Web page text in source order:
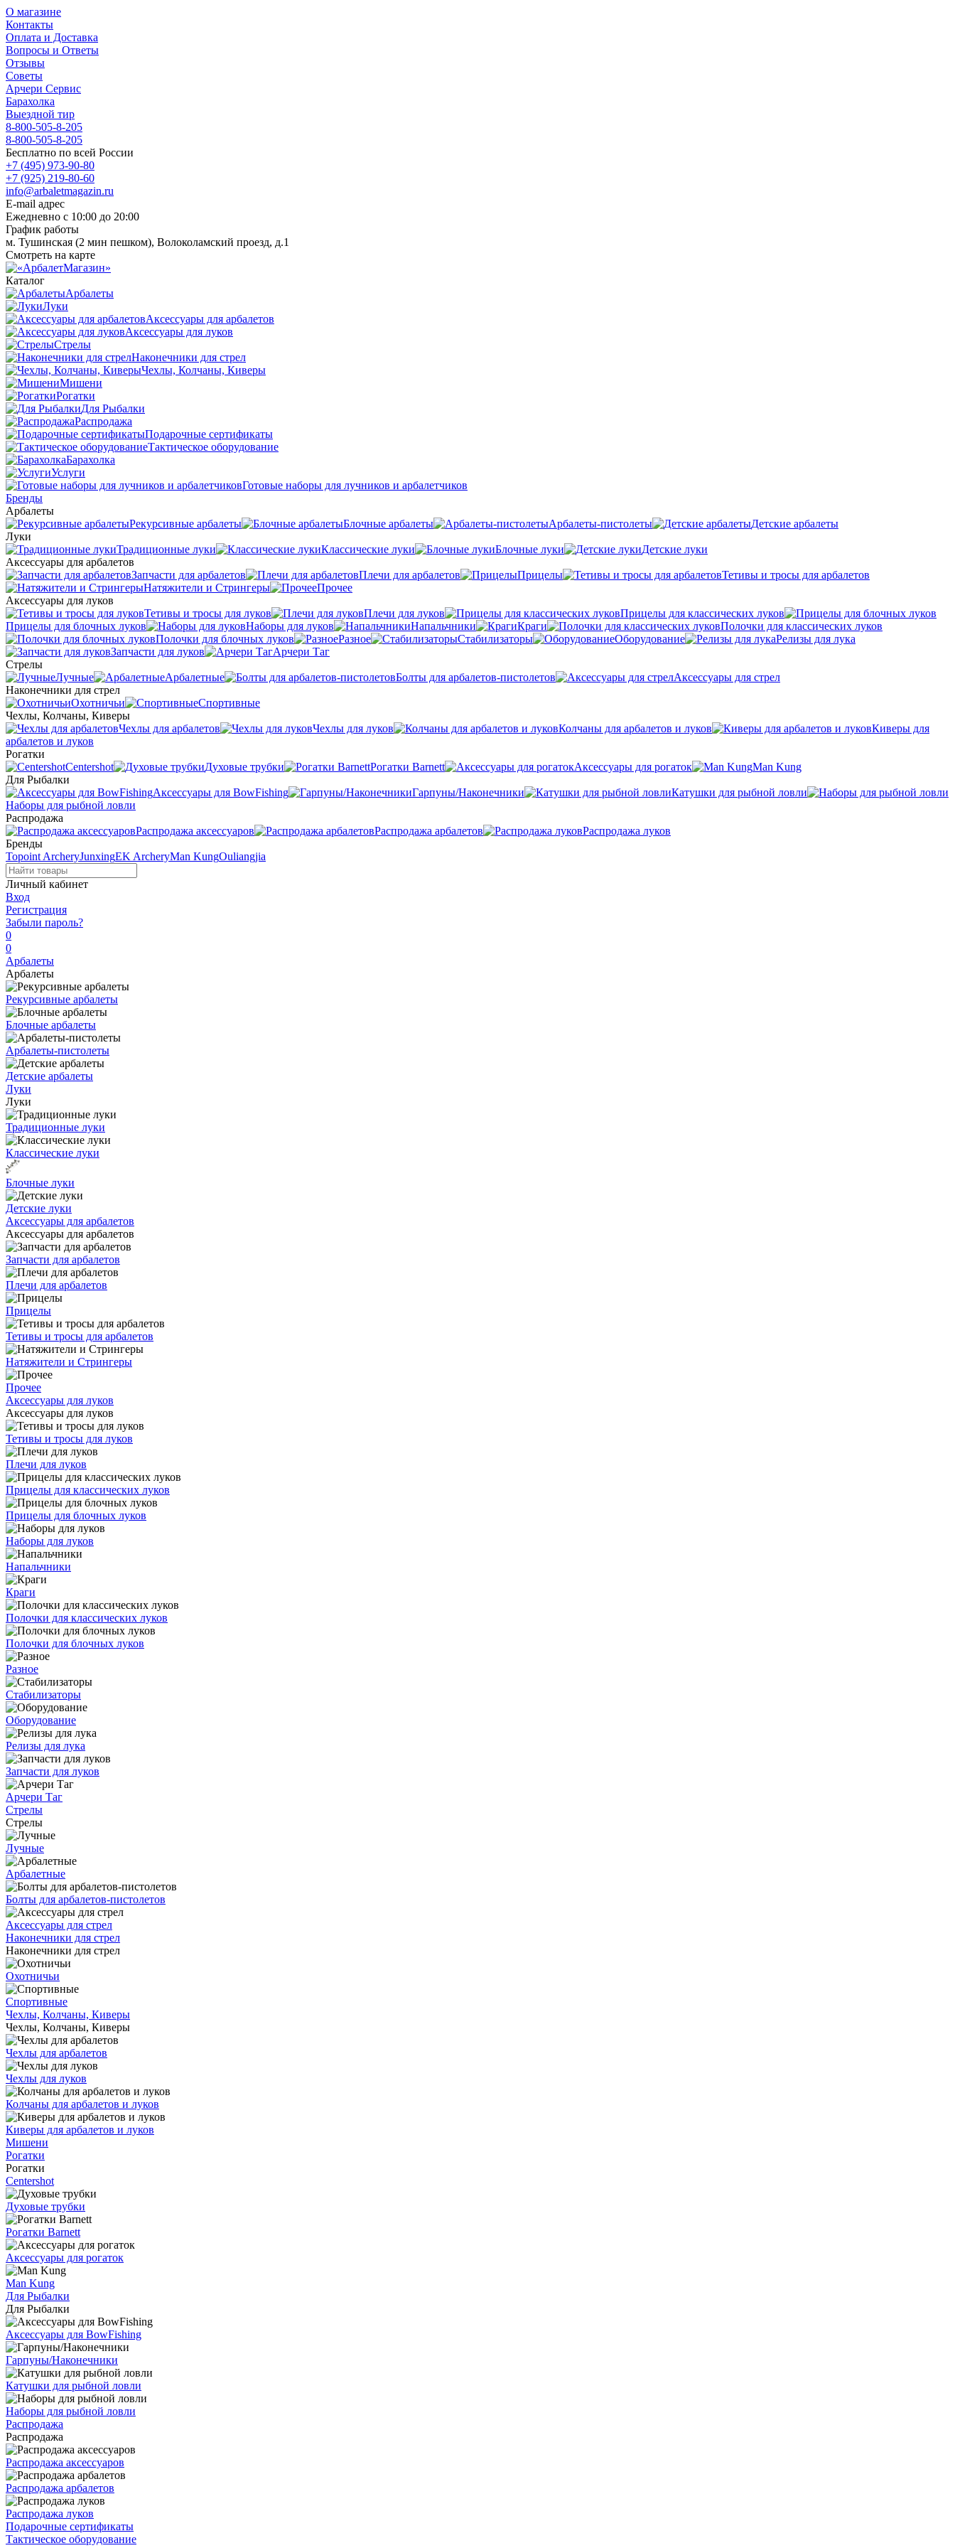
О магазине
Контакты
Оплата и Доставка
Вопросы и Ответы
Отзывы
Советы
Арчери Сервис
Барахолка
Выездной тир
8-800-505-8-205
8-800-505-8-205
Бесплатно по всей России
+7 (495) 973-90-80
+7 (925) 219-80-60
info@arbaletmagazin.ru
E-mail адрес
Ежедневно с 10:00 до 20:00
График работы
м. Тушинская (2 мин пешком), Волоколамский проезд, д.1
Смотреть на карте
Каталог
Арбалеты
Луки
Аксессуары для арбалетов
Аксессуары для луков
Стрелы
Наконечники для стрел
Чехлы, Колчаны, Киверы
Мишени
Рогатки
Для Рыбалки
Распродажа
Подарочные сертификаты
Тактическое оборудование
Барахолка
Услуги
Готовые наборы для лучников и арбалетчиков
Бренды
Арбалеты
Рекурсивные арбалеты
Блочные арбалеты Арбалеты-пистолеты
Детские арбалеты
Луки
Традиционные луки
Классические луки Блочные луки
Детские луки
Аксессуары для арбалетов
Запчасти для арбалетов
Плечи для арбалетов Прицелы
Тетивы и тросы для арбалетов
Натяжители и Стрингеры
Прочее
Аксессуары для луков
Тетивы и тросы для луков
Плечи для луков
Прицелы для классических луков
Прицелы для блочных луков
Наборы для луков Напальчники Краги
Полочки для классических луков
Полочки для блочных луков
Разное Стабилизаторы Оборудование
Релизы для лука
Запчасти для луков
Арчери Таг
Стрелы
Лучные
Арбалетные Болты для арбалетов-пистолетов
Аксессуары для стрел
Наконечники для стрел
Охотничьи
Спортивные
Чехлы, Колчаны, Киверы
Чехлы для арбалетов
Чехлы для луков Колчаны для арбалетов и луков
Киверы для
арбалетов и луков
Рогатки
Centershot
Духовые трубки Рогатки Barnett Аксессуары для рогаток
Man Kung
Для Рыбалки
Аксессуары для BowFishing
Гарпуны/Наконечники
Катушки для рыбной ловли
Наборы для рыбной ловли
Распродажа
Распродажа аксессуаров
Распродажа арбалетов
Распродажа луков
Бренды
Topoint ArcheryJunxingEK ArcheryMan KungOuliangjia
Личный кабинет
Вход
Регистрация
Забыли пароль?
0
0
Арбалеты
Арбалеты
Рекурсивные арбалеты
Блочные арбалеты
Арбалеты-пистолеты
Детские арбалеты
Луки
Луки
Традиционные луки
Классические луки
Блочные луки
Детские луки
Аксессуары для арбалетов
Аксессуары для арбалетов
Запчасти для арбалетов
Плечи для арбалетов
Прицелы
Тетивы и тросы для арбалетов
Натяжители и Стрингеры
Прочее
Аксессуары для луков
Аксессуары для луков
Тетивы и тросы для луков
Плечи для луков
Прицелы для классических луков
Прицелы для блочных луков
Наборы для луков
Напальчники
Краги
Полочки для классических луков
Полочки для блочных луков
Разное
Стабилизаторы
Оборудование
Релизы для лука
Запчасти для луков
Арчери Таг
Стрелы
Стрелы
Лучные
Арбалетные
Болты для арбалетов-пистолетов
Аксессуары для стрел
Наконечники для стрел
Наконечники для стрел
Охотничьи
Спортивные
Чехлы, Колчаны, Киверы
Чехлы, Колчаны, Киверы
Чехлы для арбалетов
Чехлы для луков
Колчаны для арбалетов и луков
Киверы для арбалетов и луков
Мишени
Рогатки
Рогатки
Centershot
Духовые трубки
Рогатки Barnett
Аксессуары для рогаток
Man Kung
Для Рыбалки
Для Рыбалки
Аксессуары для BowFishing
Гарпуны/Наконечники
Катушки для рыбной ловли
Наборы для рыбной ловли
Распродажа
Распродажа
Распродажа аксессуаров
Распродажа арбалетов
Распродажа луков
Подарочные сертификаты
Тактическое оборудование